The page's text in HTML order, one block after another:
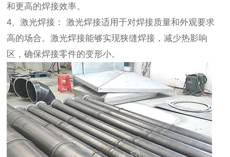
和更高的焊接效率。
4、激光焊接： 激光焊接适用于对焊接质量和外观要求
高的场合。激光焊接能够实现狭缝焊接，减少热影响
区，确保焊接零件的变形小。